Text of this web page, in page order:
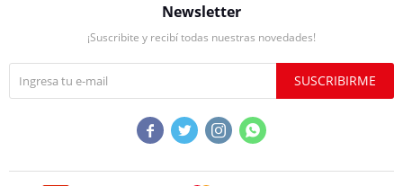
Newsletter
¡Suscribite y recibí todas nuestras novedades!
SUSCRIBIRME
   